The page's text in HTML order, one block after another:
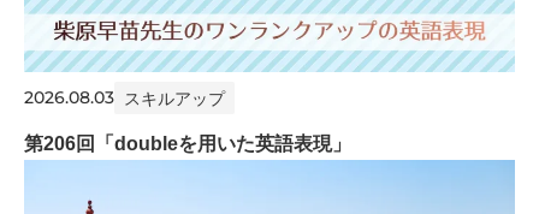
2026.08.03 スキルアップ
第206回「doubleを用いた英語表現」